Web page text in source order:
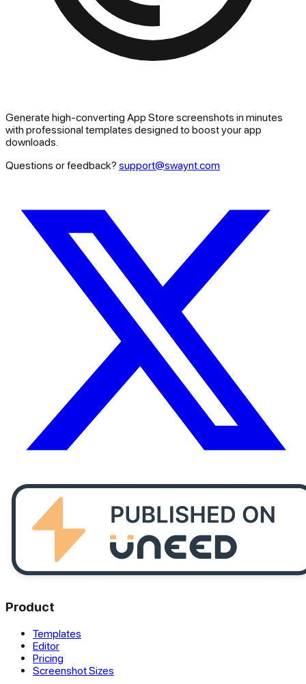
Generate high-converting App Store screenshots in minutes
with professional templates designed to boost your app
downloads.
Questions or feedback? support@swaynt.com
Product
Templates
Editor
Pricing
Screenshot Sizes